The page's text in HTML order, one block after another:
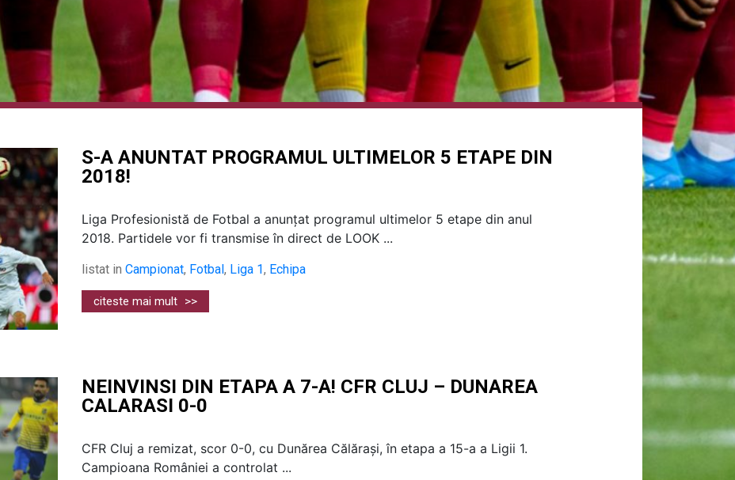
S-A ANUNTAT PROGRAMUL ULTIMELOR 5 ETAPE DIN
2018!
Liga Profesionistă de Fotbal a anunțat programul ultimelor 5 etape din anul
2018. Partidele vor fi transmise în direct de LOOK ...
listat in Campionat, Fotbal , Liga 1, Echipa
citeste mai mult >>
NEINVINSI DIN ETAPA A 7-A! CFR CLUJ – DUNAREA
CALARASI 0-0
CFR Cluj a remizat, scor 0-0, cu Dunărea Călărași, în etapa a 15-a a Ligii 1.
Campioana României a controlat ...